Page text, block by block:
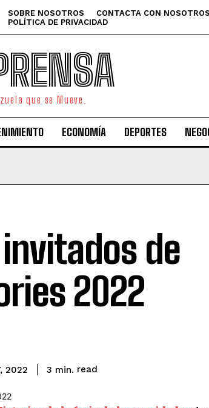
SOBRE NOSOTROS CONTACTA CON NOSOTROS
POLÍTICA DE PRIVACIDAD
que se Mueve.
ECONOMÍA DEPORTES
de
2022
2022 3 min. read